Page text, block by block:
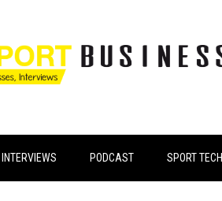
INTERVIEWS PODCAST SPORT TECH